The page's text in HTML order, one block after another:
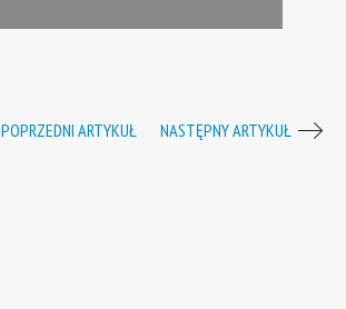
POPRZEDNI ARTYKUŁ NASTĘPNY ARTYKUŁ